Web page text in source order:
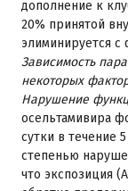
дополнение к
20% принятой
элиминируется с
Зависимость
некоторых
Нарушение
осельтамивира
сутки в течение
степенью
что экспозиция